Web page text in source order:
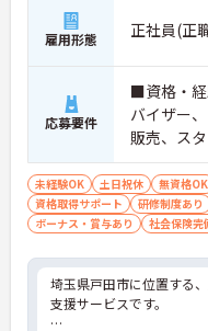
雇用形態 正社員(正
応募要件
■資格・
バイザー
販売、ス
ある方／
（社会福
福祉士、
未経験OK 土日祝休 無資格OK
資格取得サポート
研修制度あり
ボーナス・賞与あり
社会保険完
埼玉県戸田市に位置する
支援サービスです。